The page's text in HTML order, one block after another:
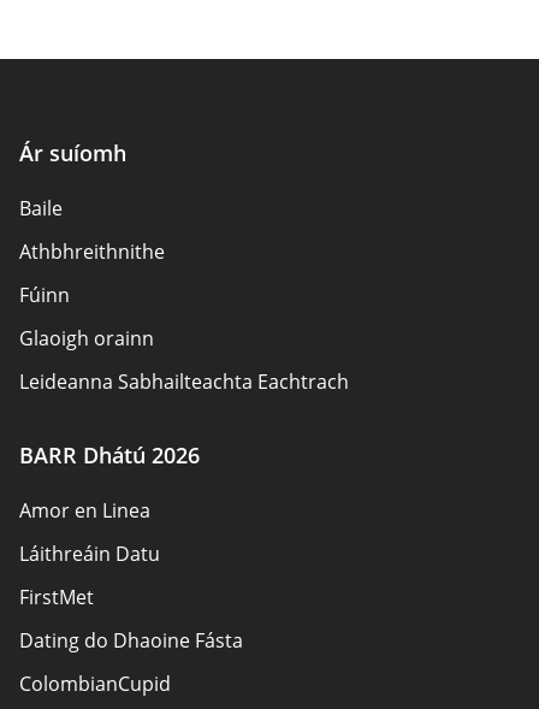
Ár suíomh
Baile
Athbhreithnithe
Fúinn
Glaoigh orainn
Leideanna Sabhailteachta Eachtrach
Beartas Príobháideachais
Freagracht
Nochtadh Affiliate
Léarscáil an láithreáin
BARR Dhátú 2026
Amor en Linea
Láithreáin Datu
FirstMet
Dating do Dhaoine Fásta
ColombianCupid